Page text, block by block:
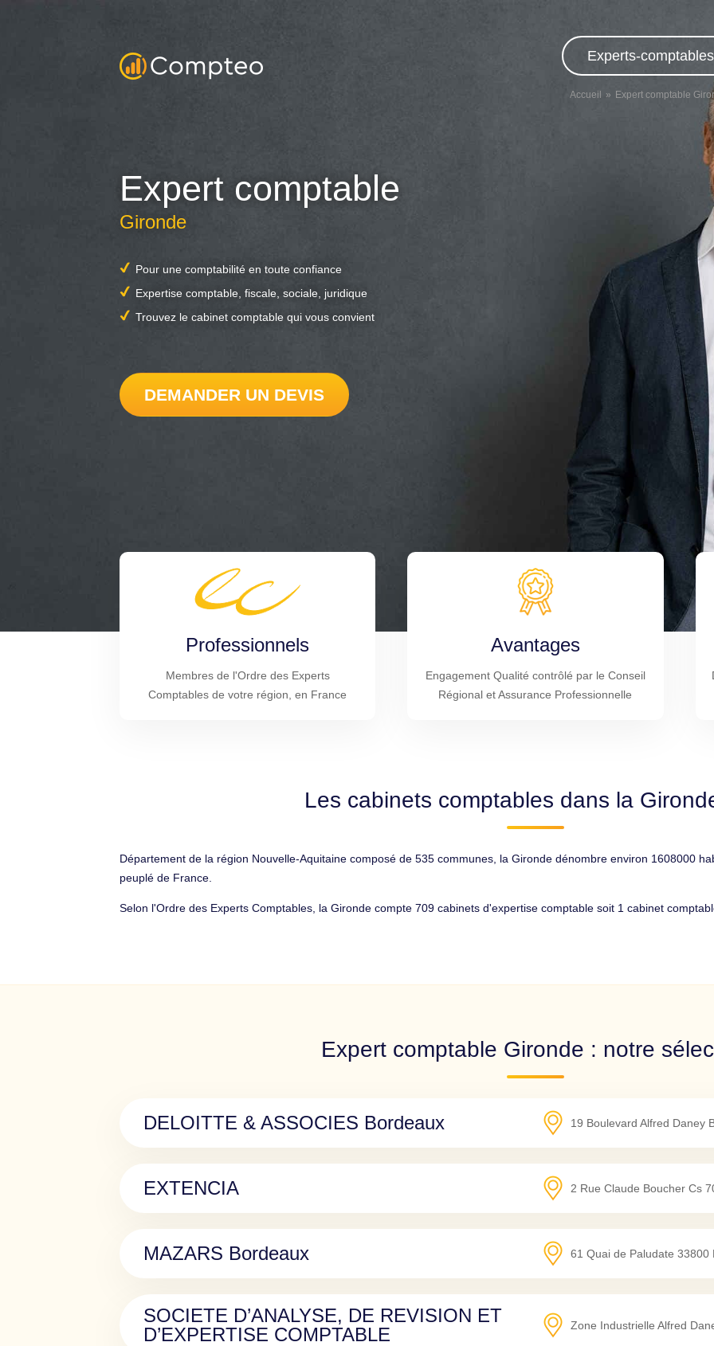
Experts-
Accueil Expert comptable
Expert comptable
Gironde
Pour une comptabilité en toute confiance
Expertise comptable, fiscale, sociale, juridique
Trouvez le cabinet comptable qui vous convient
DEMANDER UN DEVIS
Professionnels
Membres de l'Ordre des Experts
Comptables de votre région, en France
Avantages
Engagement Qualité contrôlé par le Conseil
Régional et Assurance Professionnelle
Les cabinets comptables dans la
Département de la région Nouvelle-Aquitaine composé de 535 communes, la Gironde dénombre environ 1608000
peuplé de France.
Selon l'Ordre des Experts Comptables, la Gironde compte 709 cabinets d'expertise comptable soit 1 cabinet
Expert comptable Gironde : notre
DELOITTE & ASSOCIES Bordeaux 19 Boulevard Alfred Daney
EXTENCIA 2 Rue Claude Boucher Cs
MAZARS Bordeaux 61 Quai de Paludate 33800
SOCIETE D’ANALYSE, DE REVISION ET
D’EXPERTISE COMPTABLE
Zone Industrielle Alfred